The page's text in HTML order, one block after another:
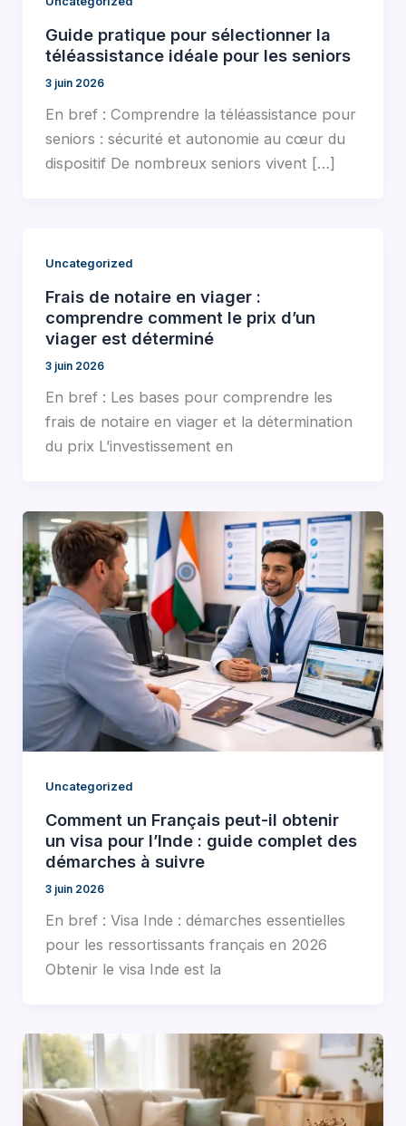
Guide pratique pour sélectionner la
téléassistance idéale pour les seniors
3 juin 2026
En bref : Comprendre la téléassistance pour
seniors : sécurité et autonomie au cœur du
dispositif De nombreux seniors vivent […]
Uncategorized
Frais de notaire en viager :
comprendre comment le prix d’un
viager est déterminé
3 juin 2026
En bref : Les bases pour comprendre les
frais de notaire en viager et la détermination
du prix L’investissement en
Uncategorized
Comment un Français peut-il obtenir
un visa pour l’Inde : guide complet des
démarches à suivre
3 juin 2026
En bref : Visa Inde : démarches essentielles
pour les ressortissants français en 2026
Obtenir le visa Inde est la